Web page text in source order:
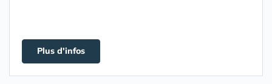
Plus d'infos